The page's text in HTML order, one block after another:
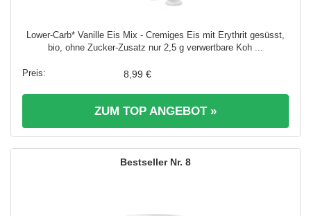
Lower-Carb* Vanille Eis Mix - Cremiges Eis mit Erythrit gesüsst,
bio, ohne Zucker-Zusatz nur 2,5 g verwertbare Koh ...
8,99 €
ZUM TOP ANGEBOT »
8